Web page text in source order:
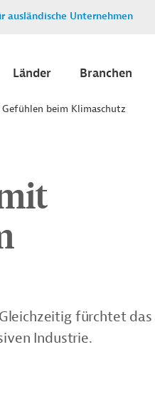
ausländische Unternehmen
Länder Branchen
beim Klimaschutz
fürchtet das
Industrie.